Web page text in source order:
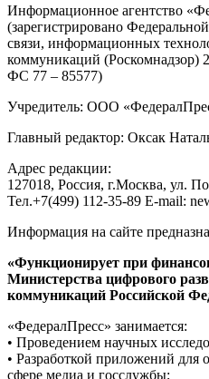
Усольцевых в Красноярском
Стало известно, когда
пропавшими
все актуальные сюжеты
О проекте
Реклама
Редакция
Авторизация
2007-2026 ©
Редакция «
ФедералПресс
Адрес для корреспонденции и
127018, Россия, г.Москва,ул.
Тел.+7(499) 112-35-89E-mail: